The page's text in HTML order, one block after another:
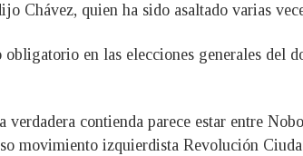
Chávez, quien ha sido asaltado varias
en las elecciones generales del
contienda parece estar entre
movimiento izquierdista Revolución